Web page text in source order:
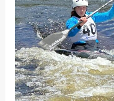
Tasmanien